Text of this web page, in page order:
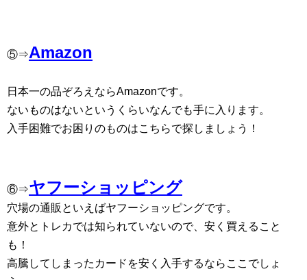
⑤⇒Amazon
日本一の品ぞろえならAmazonです。
ないものはないというくらいなんでも手に入ります。
入手困難でお困りのものはこちらで探しましょう！
⑥⇒ヤフーショッピング
穴場の通販といえばヤフーショッピングです。
意外とトレカでは知られていないので、安く買えること
も！
高騰してしまったカードを安く入手するならここでしょ